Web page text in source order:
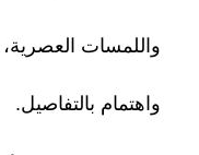
واللمسات
واهتمام بالتفاصيل.